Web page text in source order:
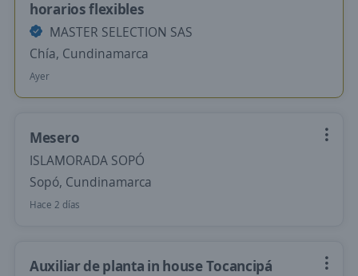
horarios flexibles
MASTER SELECTION SAS
Chía, Cundinamarca
Ayer
Mesero
ISLAMORADA SOPÓ
Sopó, Cundinamarca
Hace 2 días
Auxiliar de planta in house Tocancipá